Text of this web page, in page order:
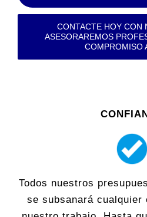
CONTACTE HOY CON
ASESORAREMOS
COMPROMISO
Todos nuestros
se subsanará cualquier